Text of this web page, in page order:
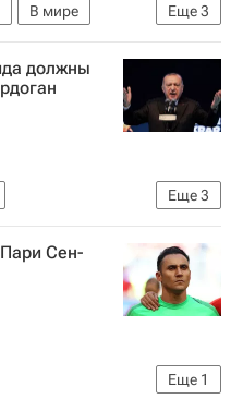
Еще3
В мире
должны
Еще3
Сен-
Еще 1